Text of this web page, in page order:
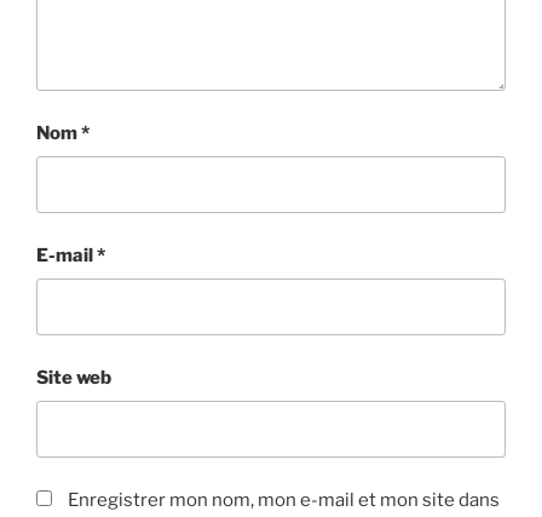
Nom*
E-mail*
Site web
Enregistrer mon nom, mon e-mail et mon site dans